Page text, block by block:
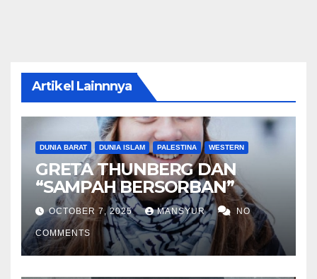
Artikel Lainnnya
DUNIA BARAT DUNIA ISLAM PALESTINA WESTERN
GRETA THUNBERG DAN
“SAMPAH BERSORBAN”
OCTOBER 7, 2025 MANSYUR NO
COMMENTS